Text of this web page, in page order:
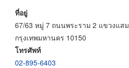
ที่อยู่
67/63 หมู่ 7 ถนนพระราม 2 แขวงแส
กรุงเทพมหานคร 10150
โทรศัพท์
02-895-6403